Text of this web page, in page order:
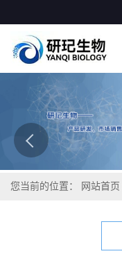
您当前的位置： 网站首页